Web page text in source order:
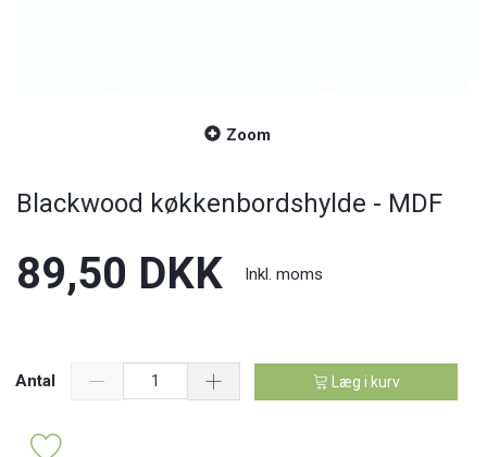
Zoom
Blackwood køkkenbordshylde - MDF
89,50 DKK Inkl. moms
Antal Læg i kurv